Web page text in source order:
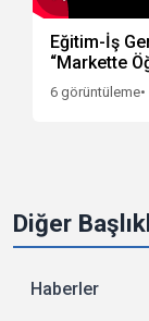
Diğer
Haberler
Eğitim-İş
“Markette
6 görüntüleme